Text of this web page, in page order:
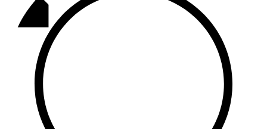
Базарлы матак
107,1 FM
Балык бистәсе
104,9 FM
Баулы